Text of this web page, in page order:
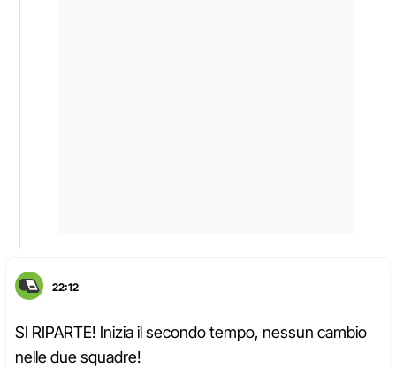
22:12
SI RIPARTE! Inizia il secondo tempo, nessun cambio
nelle due squadre!